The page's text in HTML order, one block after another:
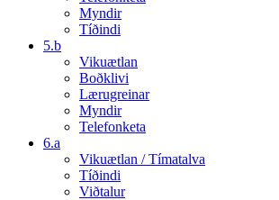
Myndir
Tíðindi
5.b
Vikuætlan
Boðklivi
Lærugreinar
Myndir
Telefonketa
6.a
Vikuætlan / Tímatalva
Tíðindi
Viðtalur